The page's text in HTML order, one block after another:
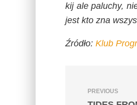
kij ale paluchy,
jest kto zna
Źródło: Klub
PREVIOUS